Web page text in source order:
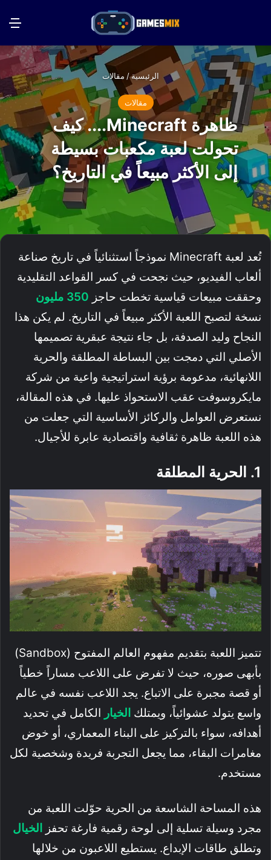
الرئيسية/ مقالات
مقالات
ظاهرة Minecraft.... كيف
تحولت لعبة مكعبات بسيطة
إلى الأكثر مبيعاً في التاريخ؟
تُعد لعبة Minecraft نموذجاً استثنائياً في تاريخ صناعة
ألعاب الفيديو، حيث نجحت في كسر القواعد التقليدية
وحققت مبيعات قياسية تخطت حاجز 350 مليون
نسخة لتصبح اللعبة الأكثر مبيعاً في التاريخ. لم يكن هذا
النجاح وليد الصدفة، بل جاء نتيجة عبقرية تصميمها
الأصلي التي دمجت بين البساطة المطلقة والحرية
اللانهائية، مدعومة برؤية استراتيجية واعية من شركة
مايكروسوفت عقب الاستحواذ عليها. في هذه المقالة،
نستعرض العوامل والركائز الأساسية التي جعلت من
هذه اللعبة ظاهرة ثقافية واقتصادية عابرة للأجيال.
1. الحرية المطلقة
تتميز اللعبة بتقديم مفهوم العالم المفتوح (Sandbox)
بأبهى صوره، حيث لا تفرض على اللاعب مساراً خطياً
أو قصة مجبرة على الاتباع. يجد اللاعب نفسه في عالم
واسع يتولد عشوائياً، ويمتلك الخيار الكامل في تحديد
أهدافه، سواء بالتركيز على البناء المعماري، أو خوض
مغامرات البقاء، مما يجعل التجربة فريدة وشخصية لكل
مستخدم.
هذه المساحة الشاسعة من الحرية حوّلت اللعبة من
مجرد وسيلة تسلية إلى لوحة رقمية فارغة تحفز
الخيال
وتطلق طاقات الإبداع. يستطيع اللاعبون من خلالها